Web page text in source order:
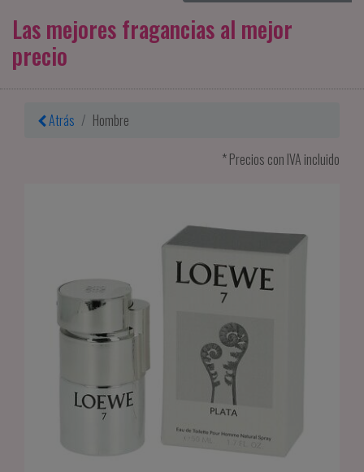
Las mejores fragancias al mejor
precio
Atrás
Hombre
* Precios con IVA incluido